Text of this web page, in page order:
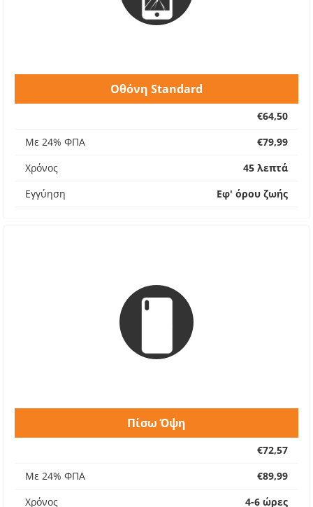
Οθόνη Standard
€64,50
Με 24% ΦΠΑ
€79,99
Χρόνος
45 λεπτά
Εγγύηση
Εφ' όρου ζωής
Πίσω Όψη
€72,57
Με 24% ΦΠΑ
€89,99
Χρόνος
4-6 ώρες